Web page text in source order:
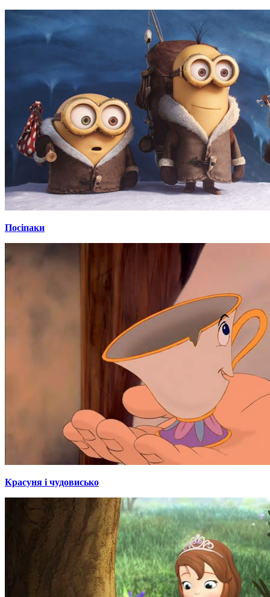
Посіпаки
Красуня і чудовисько